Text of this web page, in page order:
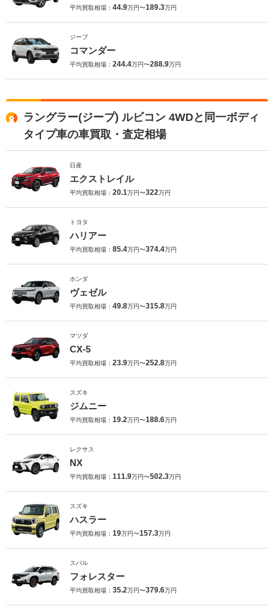
平均買取相場： 44.9万円〜189.3万円
ジープ
コマンダー
平均買取相場： 244.4万円〜288.9万円
ラングラー(ジープ) ルビコン 4WDと同一ボディ
タイプ車の車買取・査定相場
日産
エクストレイル
平均買取相場： 20.1万円〜322万円
トヨタ
ハリアー
平均買取相場： 85.4万円〜374.4万円
ホンダ
ヴェゼル
平均買取相場： 49.8万円〜315.8万円
マツダ
CX-5
平均買取相場： 23.9万円〜252.8万円
スズキ
ジムニー
平均買取相場： 19.2万円〜188.6万円
レクサス
NX
平均買取相場： 111.9万円〜502.3万円
スズキ
ハスラー
平均買取相場： 19万円〜157.3万円
スバル
フォレスター
平均買取相場： 35.2万円〜379.6万円